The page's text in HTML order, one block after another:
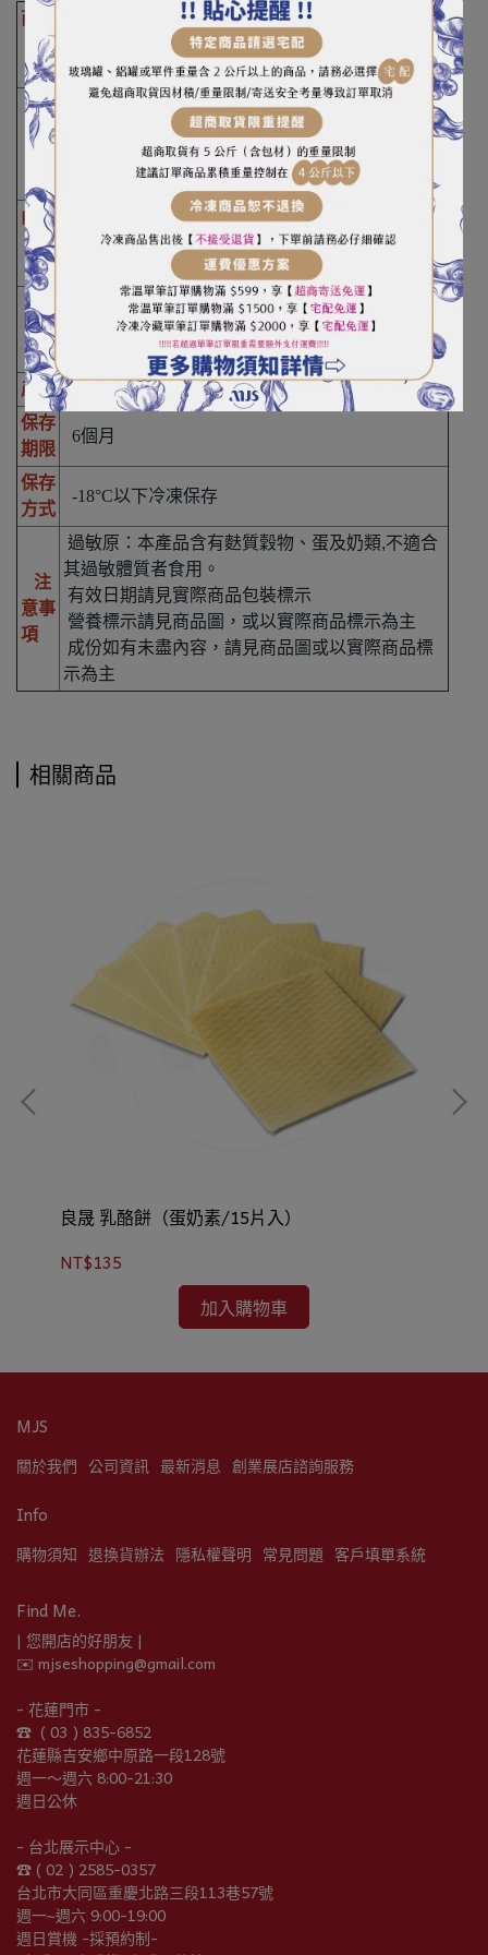
商品
名
稱
良晟黃金潛艇堡
重
（容
量
70g±4.5g／條
內含
數
量
10條／包
成
分
麵粉、水、起司粉、烤酥油、雞蛋、細砂糖、保
久乳、鹽、酵母、麵糰改良劑、抗氧化劑、酵
素、穀胱甘口、味精
產地 台灣
保存
期限
6個月
保存
方式
-18°C以下冷凍保存
注
意事
項
過敏原：本產品含有麩質穀物、蛋及奶類,不適合
其過敏體質者食用。
有效日期請見實際商品包裝標示
營養標示請見商品圖，或以實際商品標示為主
成份如有未盡內容，請見商品圖或以實際商品標
示為主
相關商品
良晟 乳酪餅（蛋奶素/15片入）
NT$135
加入購物車
MJS
關於我們 公司資訊 最新消息 創業展店諮詢服務
Info
購物須知 退換貨辦法 隱私權聲明 常見問題 客戶填單系統
Find Me.
| 您開店的好朋友 |
✉️ mjseshopping@gmail.com
- 花蓮門市 -
☎︎  ( 03 ) 835-6852
花蓮縣吉安鄉中原路一段128號
週一～週六 8:00-21:30
週日公休
- 台北展示中心 -
☎︎ ( 02 ) 2585-0357
台北市大同區重慶北路三段113巷57號
週一~週六 9:00-19:00
週日賞機 -採預約制-